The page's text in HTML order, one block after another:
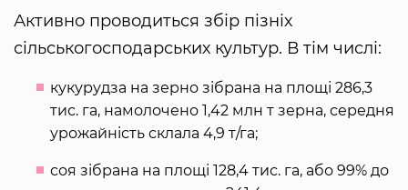
Активно проводиться збір пізніх
сільськогосподарських культур. В тім числі:
кукурудза на зерно зібрана на площі 286,3
тис. га, намолочено 1,42 млн т зерна, середня
урожайність склала 4,9 т/га;
соя зібрана на площі 128,4 тис. га, або 99% до